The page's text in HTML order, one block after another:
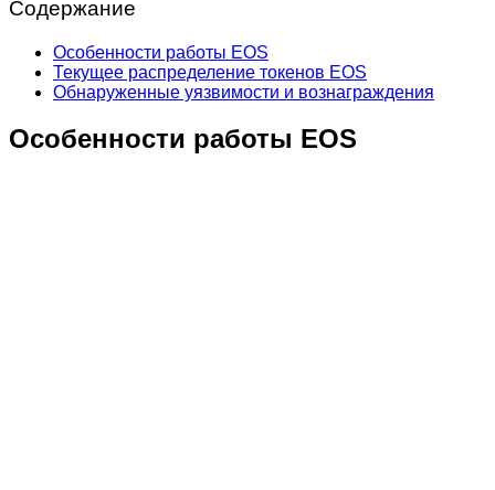
Содержание
Особенности работы EOS
Текущее распределение токенов EOS
Обнаруженные уязвимости и вознаграждения
Особенности работы EOS